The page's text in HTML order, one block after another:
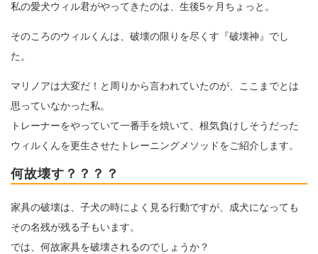
私の愛犬ウィル君がやってきたのは、生後5ヶ月ちょっと。
そのころのウィルくんは、破壊の限りを尽くす『破壊神』でし
た。
マリノアは大変だ！と周りから言われていたのが、ここまでとは
思っていなかった私。
トレーナーをやっていて一番手を焼いて、根気負けしそうだった
ウィルくんを更生させたトレーニングメソッドをご紹介します。
何故壊す？？？？
家具の破壊は、子犬の時によく見る行動ですが、成犬になっても
その名残が残る子もいます。
では、何故家具を破壊されるのでしょうか？